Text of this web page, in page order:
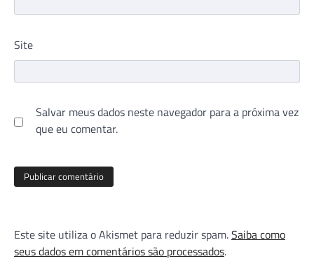
Site
Salvar meus dados neste navegador para a próxima vez
que eu comentar.
Este site utiliza o Akismet para reduzir spam.Saiba como
seus dados em comentários são processados.